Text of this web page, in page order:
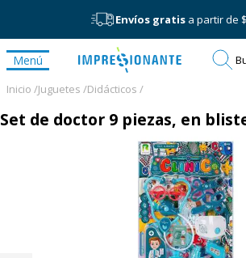
Envíos gratisa partir de
Menú
Inicio /Juguetes /Didácticos /
Set de doctor 9 piezas, en